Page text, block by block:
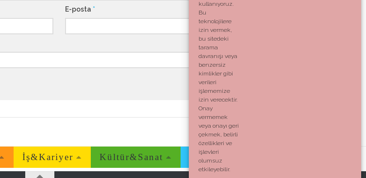
kullanıyoruz.
Bu
teknolojilere
izin vermek,
bu sitedeki
tarama
davranışı veya
benzersiz
kimlikler gibi
verileri
işlememize
izin verecektir.
Onay
vermemek
veya onayı geri
çekmek, belirli
özellikleri ve
işlevleri
olumsuz
etkileyebilir.
E-posta *
İş&Kariyer Kültür&Sanat Evim